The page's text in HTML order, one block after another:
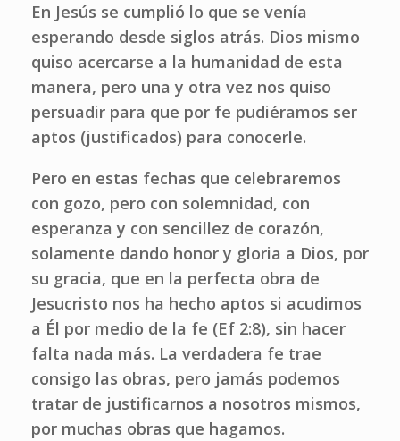
En Jesús se cumplió lo que se venía
esperando desde siglos atrás. Dios mismo
quiso acercarse a la humanidad de esta
manera, pero una y otra vez nos quiso
persuadir para que por fe pudiéramos ser
aptos (justificados) para conocerle.
Pero en estas fechas que celebraremos
con gozo, pero con solemnidad, con
esperanza y con sencillez de corazón,
solamente dando honor y gloria a Dios, por
su gracia, que en la perfecta obra de
Jesucristo nos ha hecho aptos si acudimos
a Él por medio de la fe (Ef 2:8), sin hacer
falta nada más. La verdadera fe trae
consigo las obras, pero jamás podemos
tratar de justificarnos a nosotros mismos,
por muchas obras que hagamos.